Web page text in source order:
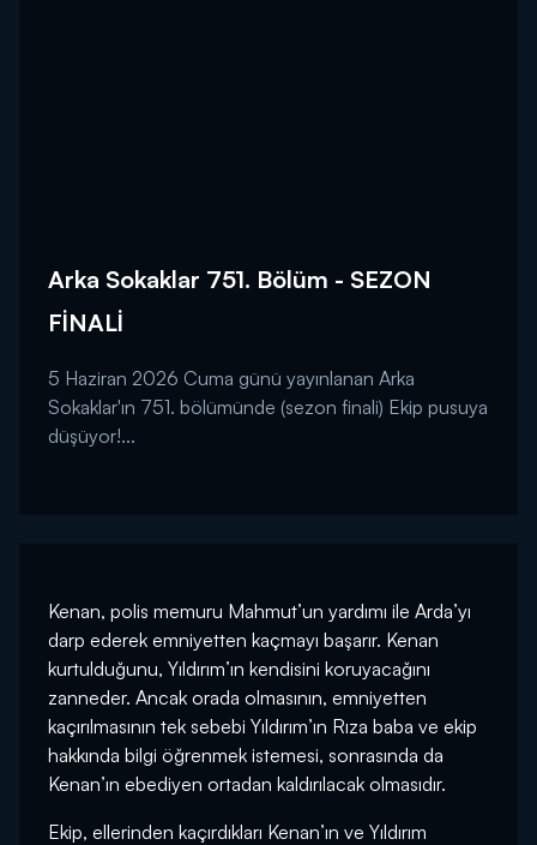
Arka Sokaklar 751. Bölüm - SEZON
FİNALİ
5 Haziran 2026 Cuma günü yayınlanan Arka
Sokaklar'ın 751. bölümünde (sezon finali) Ekip pusuya
düşüyor!...
Kenan, polis memuru Mahmut’un yardımı ile Arda’yı
darp ederek emniyetten kaçmayı başarır. Kenan
kurtulduğunu, Yıldırım’ın kendisini koruyacağını
zanneder. Ancak orada olmasının, emniyetten
kaçırılmasının tek sebebi Yıldırım’ın Rıza baba ve ekip
hakkında bilgi öğrenmek istemesi, sonrasında da
Kenan’ın ebediyen ortadan kaldırılacak olmasıdır.
Ekip, ellerinden kaçırdıkları Kenan’ın ve Yıldırım